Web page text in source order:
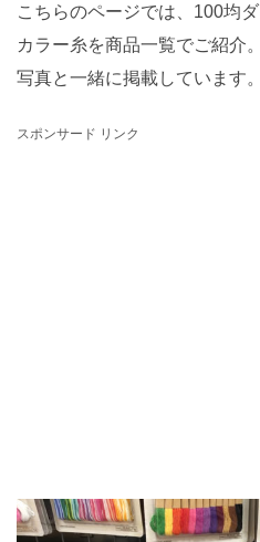
こちらのページでは、100均
カラー糸を商品一覧でご紹介
写真と一緒に掲載しています。
スポンサード リンク